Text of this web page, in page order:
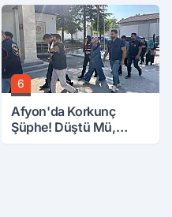
6
Afyon'da Korkunç
Şüphe! Düştü Mü,